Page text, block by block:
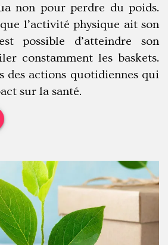
non pour perdre du poids.
l’activité physique ait son
possible d’atteindre son
constamment les baskets.
des actions quotidiennes qui
sur la santé.